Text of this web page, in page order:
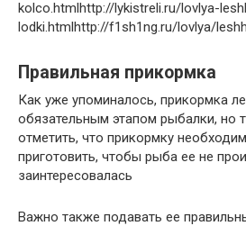
kolco.htmlhttp://lykistreli.ru/lovlya-
lodki.htmlhttp://f1sh1ng.ru/lovlya/
Правильная прикормка
Как уже упоминалось, прикормка
обязательным этапом рыбалки, но
отметить, что прикормку
приготовить, чтобы рыба ее не
заинтересовалась
Важно также подавать ее